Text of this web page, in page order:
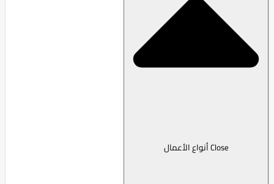
Close أنواع الأعمال